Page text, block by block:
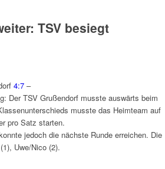
TSV besiegt
4:7 –
Der TSV Grußendorf musste auswärts beim
musste das Heimteam auf
pro Satz starten.
jedoch die nächste Runde erreichen. Die
Uwe/Nico (2).